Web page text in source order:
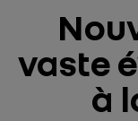
vaste
à